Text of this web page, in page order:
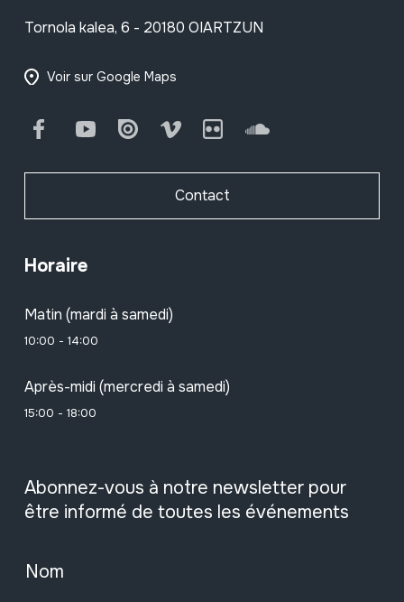
Tornola kalea, 6 - 20180 OIARTZUN
Voir sur Google Maps
FacebookYoutube Issuu Vimeo Flickr SoundCloud
Contact
Horaire
Matin (mardi à samedi)
10:00 - 14:00
Après-midi (mercredi à samedi)
15:00 - 18:00
Abonnez-vous à notre newsletter pour
être informé de toutes les événements
Nom